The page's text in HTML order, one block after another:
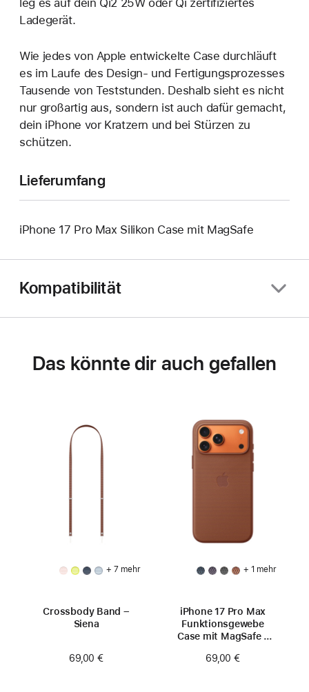
Ladegerät.
Wie jedes von Apple entwickelte Case durchläuft
es im Laufe des Design‑ und Fertigungs­prozesses
Tausende von Teststunden. Deshalb sieht es nicht
nur großartig aus, sondern ist auch dafür gemacht,
dein iPhone vor Kratzern und bei Stürzen zu
schützen.
Lieferumfang
iPhone 17 Pro Max Silikon Case mit MagSafe
Kompatibilität
Das könnte dir auch gefallen
+ 7 mehr
Crossbody Band –
Siena
69,00 €
+ 1 mehr
iPhone 17 Pro Max
Funktionsgewebe
Case mit MagSafe -
69,00 €